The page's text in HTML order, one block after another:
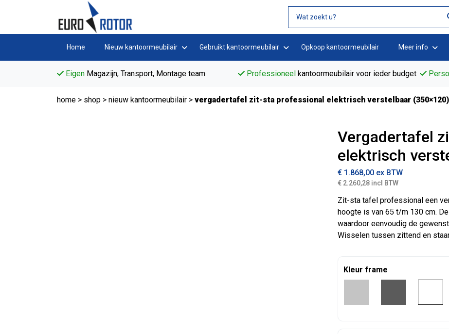
Home Nieuw kantoormeubilair Gebruikt kantoormeubilair Opkoop kantoormeubilair Meer info
Eigen Magazijn, Transport, Montage team Professioneelkantoormeubilair voor ieder budget
home > shop > nieuw kantoormeubilair > vergadertafel zit-sta professional elektrisch verstelbaar (350×120)
Vergadertafel
elektrisch
€ 1.868,00 ex BTW
€ 2.260,28 incl BTW
Zit-sta tafel professional een
hoogte is van 65 t/m 130 cm.
waardoor eenvoudig de
Wisselen tussen zittend en
Kleur frame